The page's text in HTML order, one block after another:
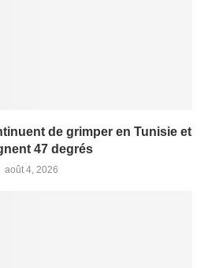
de grimper en Tunisie et
47 degrés
août 4, 2026